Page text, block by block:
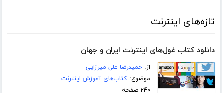
تازه‌های اینترنت
دانلود کتاب غول‌های اینترنت ایران و جهان
از:حمیدرضا علی میرزایی
موضوع:کتاب‌های آموزش اینترنت
۲۴۰ صفحه